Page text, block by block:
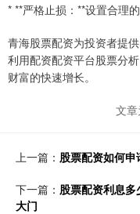
* **严格止损：**设置合理
青海股票配资为投资者提
利用配资配资平台股票分
财富的快速增长。
文
上一篇： 股票配资如何
下一篇： 股票配资利息
大门